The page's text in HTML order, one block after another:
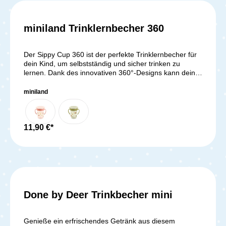
Freude!Lieferumfang:Peekaboo Trinklernbecher
miniland Trinklernbecher 360
Der Sippy Cup 360 ist der perfekte Trinklernbecher für
dein Kind, um selbstständig und sicher trinken zu
lernen. Dank des innovativen 360°-Designs kann dein
Übergang von der Flasche zum Becher spielerisch
meistern. Der auslaufsichere Kinderbecher mit 270 ml
Fassungsvermögen eignet sich ideal für Wasser, Milch
und andere Getränke. Ergonomische Griffe sorgen für
einen sicheren Halt, während das robuste Material aus
spülmaschinenfeste Trinkbecher lässt sich individuell
miniland
11,90 €*
Done by Deer Trinkbecher mini
Genieße ein erfrischendes Getränk aus diesem